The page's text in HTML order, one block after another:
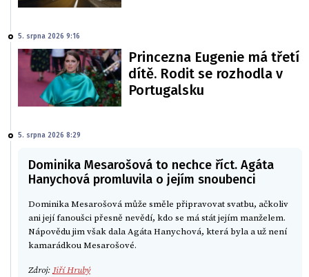
5. srpna 2026 9:16
Princezna Eugenie má třetí
dítě. Rodit se rozhodla v
Portugalsku
5. srpna 2026 8:29
Dominika Mesarošová to nechce říct. Agáta
Hanychová promluvila o jejím snoubenci
Dominika Mesarošová může směle připravovat svatbu, ačkoliv
ani její fanoušci přesně nevědí, kdo se má stát jejím manželem.
Nápovědu jim však dala Agáta Hanychová, která byla a už není
kamarádkou Mesarošové.
Zdroj: Jiří Hrubý